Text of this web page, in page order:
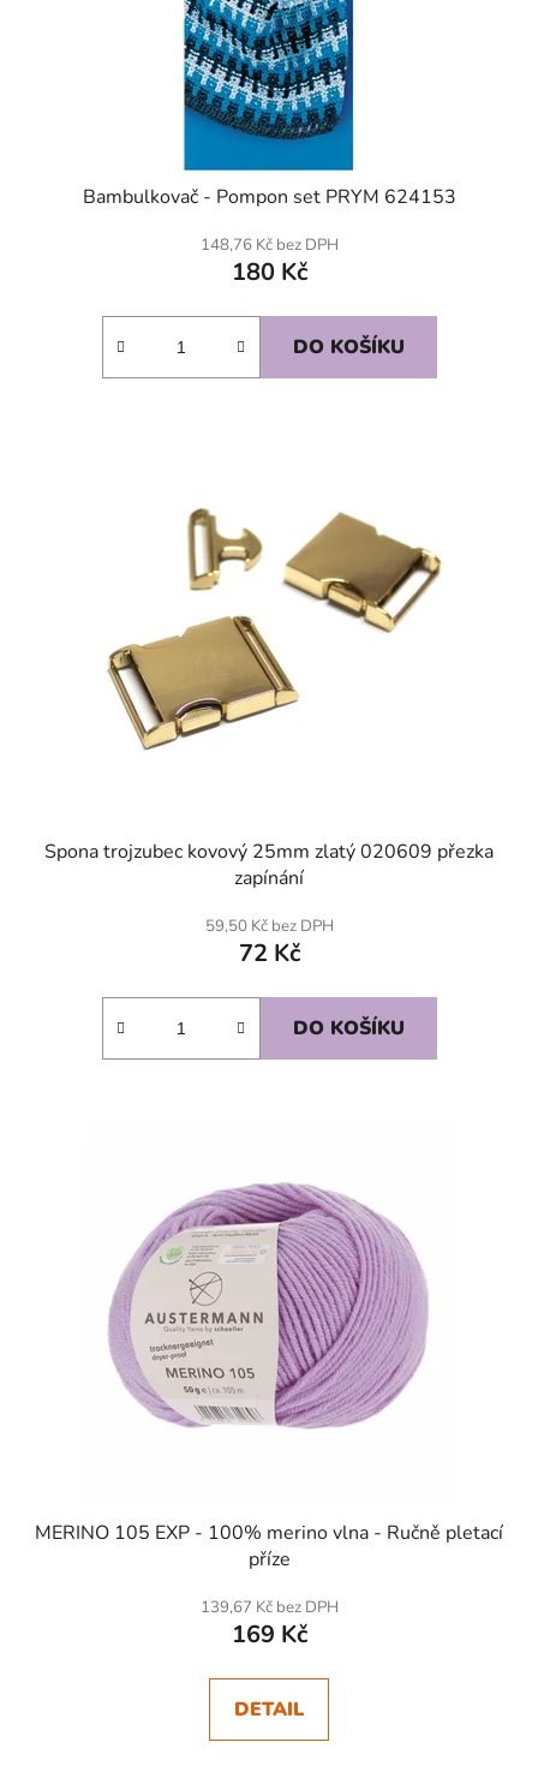
Bambulkovač - Pompon set PRYM 624153
148,76 Kč bez DPH
180 Kč
DO KOŠÍKU
Spona trojzubec kovový 25mm zlatý 020609 přezka
zapínání
59,50 Kč bez DPH
72 Kč
DO KOŠÍKU
MERINO 105 EXP - 100% merino vlna - Ručně pletací
příze
139,67 Kč bez DPH
169 Kč
DETAIL